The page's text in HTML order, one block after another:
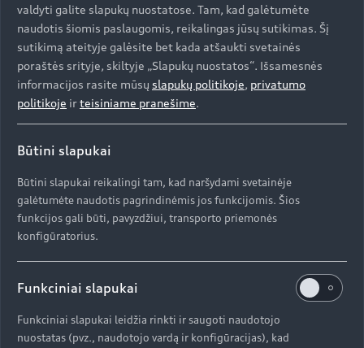
metodiką): 101–86 g/km; CO₂ klasė (mišrusis rodiklis pagal WLTP
metodiką): B; degalų sąnaudos su išsikrovusia baterija (mišrusis rodiklis):
10,4–9,5 l/100 km; CO₂ klasė su išsikrovusia baterija: G
Hibridinė technologija,
kuri suteikia pagreitį.
quattro visų varančiųjų ratų pavara bei bendra
elektros variklio ir TFSI variklio galia.
valdyti galite slapukų nuostatose. Tam, kad galėtumėte
naudotis šiomis paslaugomis, reikalingas jūsų sutikimas. Šį
sutikimą ateityje galėsite bet kada atšaukti svetainės
poraštės srityje, skiltyje „Slapukų nuostatos“. Išsamesnės
informacijos rasite mūsų slapukų politikoje, privatumo
politikoje irteisiniame pranešime.
Būtini slapukai
Būtini slapukai reikalingi tam, kad naršydami svetainėje
galėtumėte naudotis pagrindinėmis jos funkcijomis. Šios
funkcijos gali būti, pavyzdžiui, transporto priemonės
konfigūratorius.
Funkciniai slapukai
Funkciniai slapukai leidžia rinkti ir saugoti naudotojo
nuostatas (pvz., naudotojo vardą ir konfigūracijas), kad